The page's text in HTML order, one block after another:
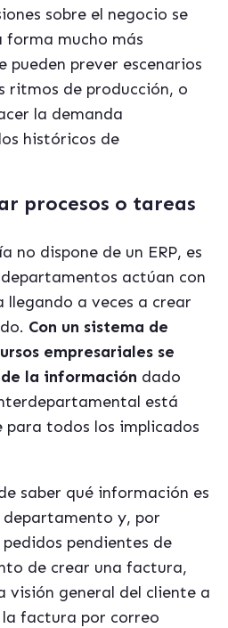
sobre el negocio se
forma mucho más
pueden prever escenarios
ritmos de producción, o
la demanda
históricos de
procesos o tareas
no dispone de un ERP, es
actúan con
llegando a veces a crear
Con un sistema de
empresariales se
la información dado
está
para todos los implicados
saber qué información es
y, por
pendientes de
de crear una factura,
visión general del cliente a
factura por correo